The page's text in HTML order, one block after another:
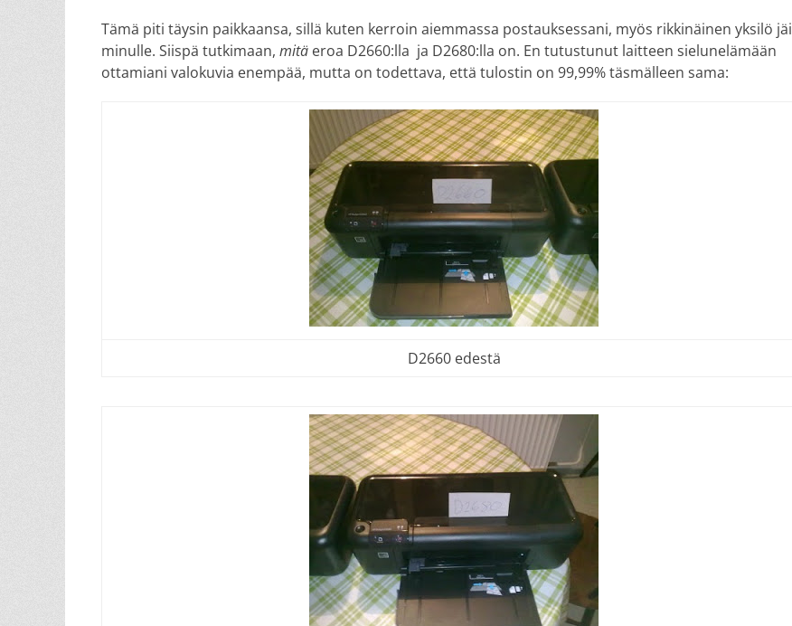
Tämä piti täysin paikkaansa, sillä kuten kerroin aiemmassa postauksessani, myös rikkinäinen yksilö jäi
minulle. Siispä tutkimaan, mitä eroa D2660:lla ja D2680:lla on. En tutustunut laitteen sielunelämään
ottamiani valokuvia enempää, mutta on todettava, että tulostin on 99,99% täsmälleen sama:
D2660 edestä